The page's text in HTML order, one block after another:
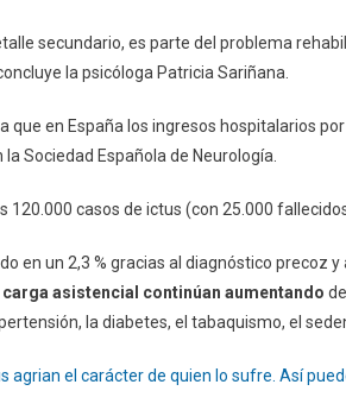
secundario, es parte del problema
la psicóloga Patricia Sariñana.
que en España los ingresos hospitalarios por
Sociedad Española de Neurología.
120.000 casos de ictus (con 25.000
en un 2,3 % gracias al diagnóstico precoz
carga asistencial continúan aumentando
la diabetes, el tabaquismo, el
agrian el carácter de quien lo sufre. Así